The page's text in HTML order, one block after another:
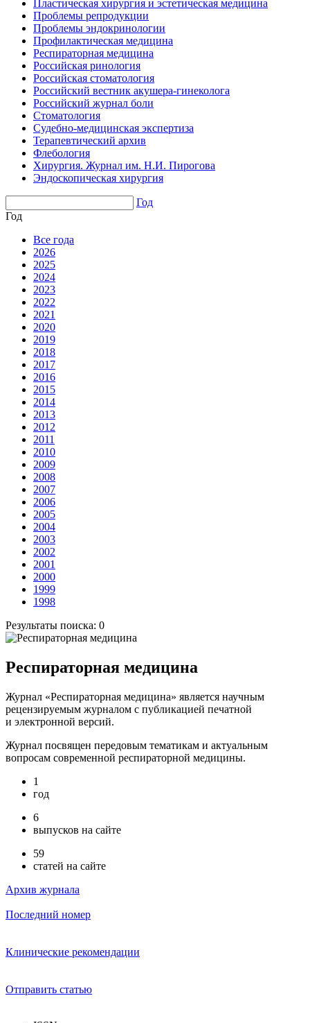
Пластическая хирургия и эстетическая медицина
Проблемы репродукции
Проблемы эндокринологии
Профилактическая медицина
Респираторная медицина
Российская ринология
Российская стоматология
Российский вестник акушера-гинеколога
Российский журнал боли
Стоматология
Судебно-медицинская экспертиза
Терапевтический архив
Флебология
Хирургия. Журнал им. Н.И. Пирогова
Эндоскопическая хирургия
Год
Год
Все года
2026
2025
2024
2023
2022
2021
2020
2019
2018
2017
2016
2015
2014
2013
2012
2011
2010
2009
2008
2007
2006
2005
2004
2003
2002
2001
2000
1999
1998
Результаты поиска: 0
Респираторная медицина
Журнал «Респираторная медицина» является научным
рецензируемым журналом с публикацией печатной
и электронной версий.
Журнал посвящен передовым тематикам и актуальным
вопросам современной респираторной медицины.
1
год
6
выпусков на сайте
59
статей на сайте
Архив журнала
Последний номер
Клинические рекомендации
Отправить статью